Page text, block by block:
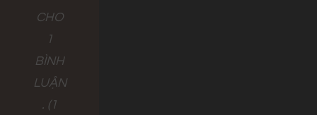
CHO
1
BÌNH
LUẬN
. (1